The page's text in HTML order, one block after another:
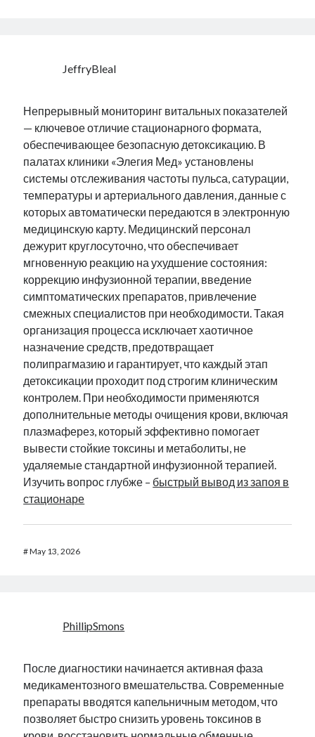
JeffryBleal
Непрерывный мониторинг витальных показателей
— ключевое отличие стационарного формата,
обеспечивающее безопасную детоксикацию. В
палатах клиники «Элегия Мед» установлены
системы отслеживания частоты пульса, сатурации,
температуры и артериального давления, данные с
которых автоматически передаются в электронную
медицинскую карту. Медицинский персонал
дежурит круглосуточно, что обеспечивает
мгновенную реакцию на ухудшение состояния:
коррекцию инфузионной терапии, введение
симптоматических препаратов, привлечение
смежных специалистов при необходимости. Такая
организация процесса исключает хаотичное
назначение средств, предотвращает
полипрагмазию и гарантирует, что каждый этап
детоксикации проходит под строгим клиническим
контролем. При необходимости применяются
дополнительные методы очищения крови, включая
плазмаферез, который эффективно помогает
вывести стойкие токсины и метаболиты, не
удаляемые стандартной инфузионной терапией.
Изучить вопрос глубже – быстрый вывод из запоя в
стационаре
#May 13, 2026
PhillipSmons
После диагностики начинается активная фаза
медикаментозного вмешательства. Современные
препараты вводятся капельничным методом, что
позволяет быстро снизить уровень токсинов в